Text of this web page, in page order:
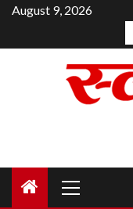
Skip
content
August 9, 2026
Menu